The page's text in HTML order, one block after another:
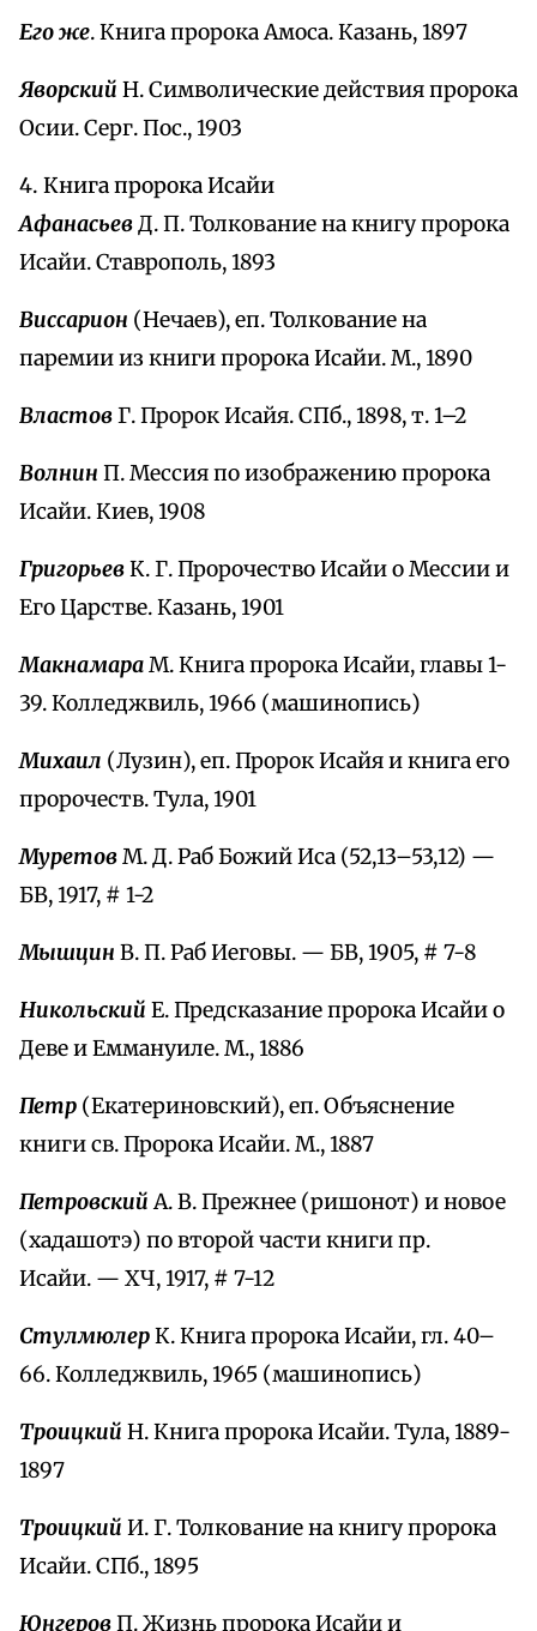
Его же. Книга пророка Амоса. Казань, 1897
Яворский Н. Символические действия пророка
Осии. Серг. Пос., 1903
4. Книга пророка Исайи
АфанасьевД. П. Толкование на книгу пророка
Исайи. Ставрополь, 1893
Виссарион (Нечаев), еп. Толкование на
паремии из книги пророка Исайи. М., 1890
ВластовГ. Пророк Исайя. СПб., 1898, т. 1–2
Волнин П. Мессия по изображению пророка
Исайи. Киев, 1908
ГригорьевК. Г. Пророчество Исайи о Мессии и
Его Царстве. Казань, 1901
МакнамараМ. Книга пророка Исайи, главы 1-
39. Колледжвиль, 1966 (машинопись)
Михаил (Лузин), еп. Пророк Исайя и книга его
пророчеств. Тула, 1901
МуретовМ. Д. Раб Божий Иса (52,13–53,12) —
БВ, 1917, # 1-2
Мышцин В. П. Раб Иеговы. — БВ, 1905, # 7-8
Никольский Е. Предсказание пророка Исайи о
Деве и Еммануиле. М., 1886
Петр (Екатериновский), еп. Объяснение
книги св. Пророка Исайи. М., 1887
ПетровскийА. В. Прежнее (ришонот) и новое
(хадашотэ) по второй части книги пр.
Исайи. — ХЧ, 1917, # 7-12
СтулмюлерК. Книга пророка Исайи, гл. 40–
66. Колледжвиль, 1965 (машинопись)
Троицкий Н. Книга пророка Исайи. Тула, 1889-
1897
Троицкий И. Г. Толкование на книгу пророка
Исайи. СПб., 1895
ЮнгеровП. Жизнь пророка Исайи и